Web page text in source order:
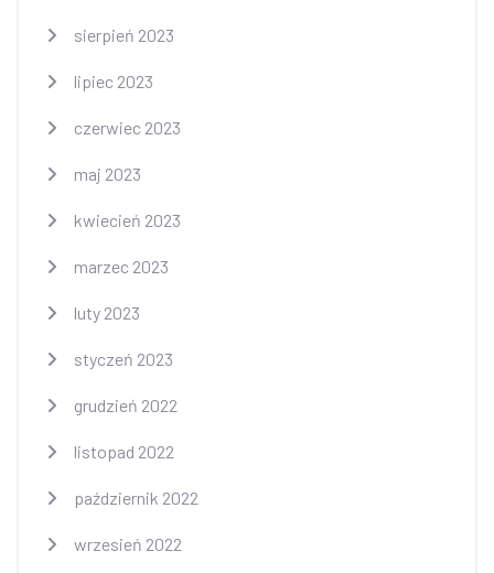
sierpień 2023
lipiec 2023
czerwiec 2023
maj 2023
kwiecień 2023
marzec 2023
luty 2023
styczeń 2023
grudzień 2022
listopad 2022
październik 2022
wrzesień 2022